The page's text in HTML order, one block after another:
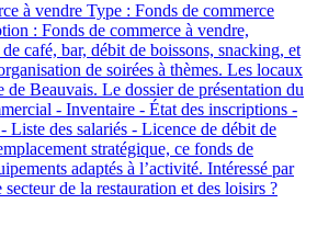
à vendre Type : Fonds de commerce
: Fonds de commerce à vendre,
café, bar, débit de boissons, snacking, et
de soirées à thèmes. Les locaux
de Beauvais. Le dossier de présentation du
- Inventaire - État des inscriptions -
Liste des salariés - Licence de débit de
stratégique, ce fonds de
adaptés à l’activité. Intéressé par
de la restauration et des loisirs ?